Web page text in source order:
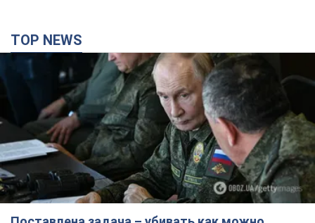
Поставлена задача – убивать как можно
больше украинцев: Фейгин назвал "триггеры"
Путина
У агрессора есть только две опции принуждения Украины к
капитуляции
4 часа назад 23,2 т.
В Молдове прогремел мощный взрыв: на